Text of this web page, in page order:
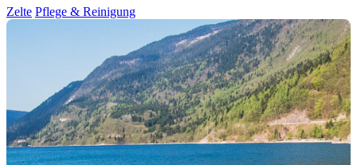
Zelte Pflege & Reinigung